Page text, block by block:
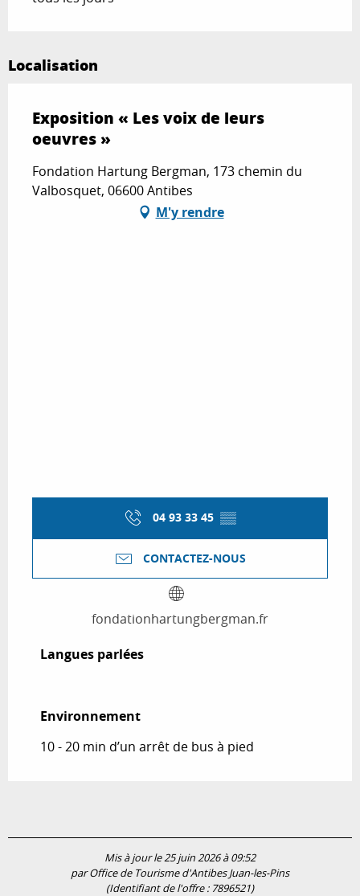
Localisation
Exposition « Les voix de leurs
oeuvres »
Fondation Hartung Bergman, 173 chemin du
Valbosquet, 06600 Antibes
M'y rendre
04 93 33 45 ▒▒
CONTACTEZ-NOUS
fondationhartungbergman.fr
Langues parlées
Langues parlées
Environnement
Environnement
10 - 20 min d’un arrêt de bus à pied
Mis à jour le 25 juin 2026 à 09:52
par Office de Tourisme d'Antibes Juan-les-Pins
(Identifiant de l'offre : 7896521)